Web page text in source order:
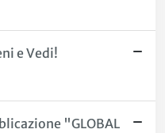
e Vedi!
"GLOBAL